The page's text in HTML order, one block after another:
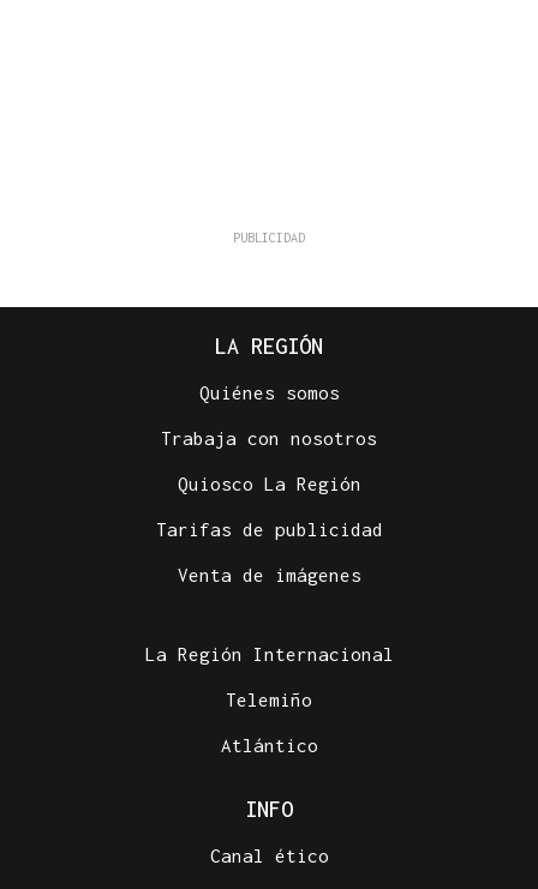
LA REGIÓN
Quiénes somos
Trabaja con nosotros
Quiosco La Región
Tarifas de publicidad
Venta de imágenes
La Región Internacional
Telemiño
Atlántico
INFO
Canal ético